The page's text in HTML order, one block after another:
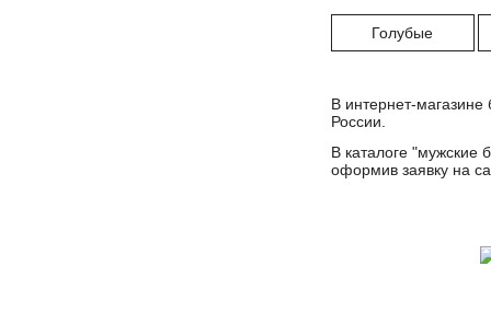
Голубые
В интернет-магазине
России.
В каталоге "мужские
оформив заявку на